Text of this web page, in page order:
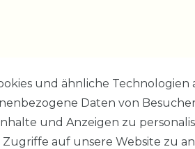
und ähnliche
Daten von
und Anzeigen zu
auf unsere Website zu